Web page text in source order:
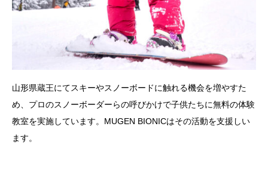
山形県蔵王にてスキーやスノーボードに触れる機会を増やすた
め、プロのスノーボーダーらの呼びかけで子供たちに無料の体験
教室を実施しています。MUGEN BIONICはその活動を支援しい
ます。